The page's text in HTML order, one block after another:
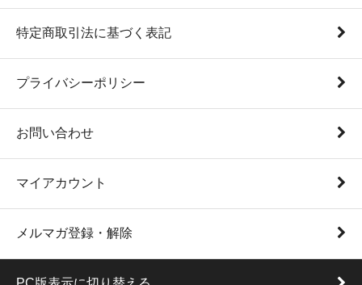
特定商取引法に基づく表記
プライバシーポリシー
お問い合わせ
マイアカウント
メルマガ登録・解除